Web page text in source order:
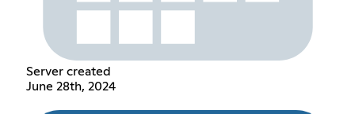
Server created
June 28th, 2024